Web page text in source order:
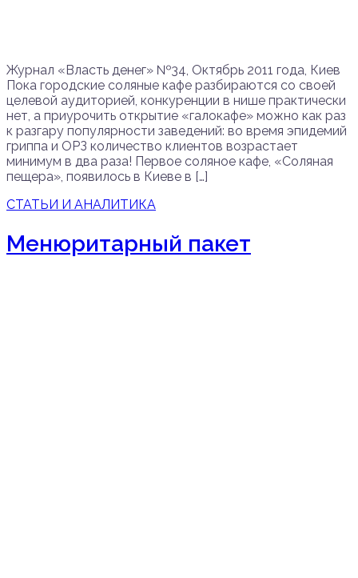
Журнал «Власть денег» №34, Октябрь 2011 года, Киев
Пока городские соляные кафе разбираются со своей
целевой аудиторией, конкуренции в нише практически
нет, а приурочить открытие «галокафе» можно как раз
к разгару популярности заведений: во время эпидемий
гриппа и ОРЗ количество клиентов возрастает
минимум в два раза! Первое соляное кафе, «Соляная
пещера», по­­явилось в Киеве в […]
СТАТЬИ И АНАЛИТИКА
Менюритарный пакет